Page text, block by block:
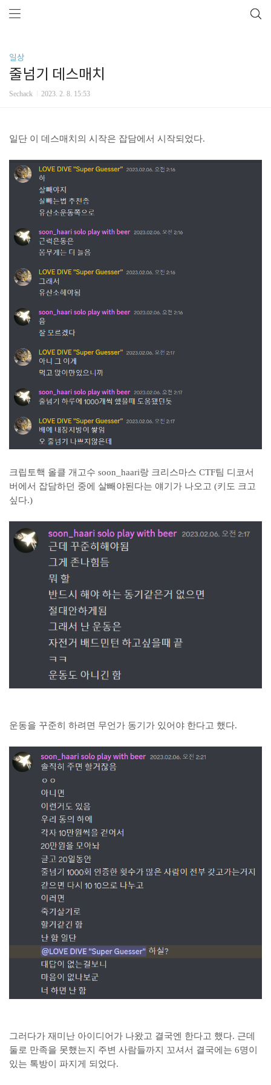
일상
줄넘기 데스매치
Sechack 2023. 2. 8. 15:53
일단 이 데스매치의 시작은 잡담에서 시작되었다.
크립토핵 올클 개고수 soon_haari랑 크리스마스 CTF팀 디코서
버에서 잡담하던 중에 살빼야된다는 얘기가 나오고 (키도 크고
싶다.)
운동을 꾸준히 하려면 무언가 동기가 있어야 한다고 했다.
그러다가 재미난 아이디어가 나왔고 결국엔 한다고 했다. 근데
둘로 만족을 못했는지 주변 사람들까지 꼬셔서 결국에는 6명이
있는 톡방이 파지게 되었다.